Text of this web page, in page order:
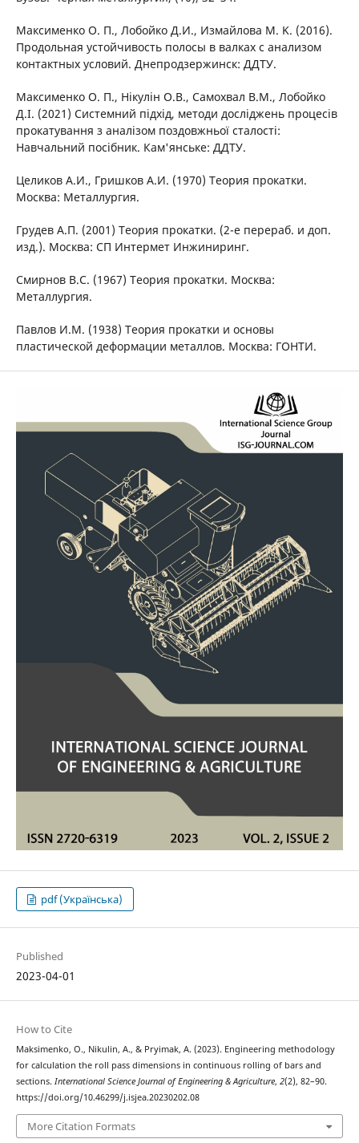
Максименко О. П., Лобойко Д.И., Измайлова M. K. (2016).
Продольная устойчивость полосы в валках с анализом
контактных условий. Днепродзержинск: ДДТУ.
Максименко О. П., Нікулін О.В., Самохвал В.M., Лобойко
Д.І. (2021) Системний підхід, методи досліджень процесів
прокатування з аналізом поздовжньої сталості:
Навчальний посібник. Кам'янське: ДДТУ.
Целиков A.И., Гришков A.И. (1970) Теория прокатки.
Москва: Металлургия.
Грудев А.П. (2001) Теория прокатки. (2-е перераб. и доп.
изд.). Москва: СП Интермет Инжиниринг.
Смирнов В.С. (1967) Теория прокатки. Москва:
Металлургия.
Павлов И.М. (1938) Теория прокатки и основы
пластической деформации металлов. Москва: ГОНТИ.
pdf (Українська)
Published
2023-04-01
How to Cite
Maksimenko, O., Nikulin, A., & Pryimak, A. (2023). Engineering methodology
for calculation the roll pass dimensions in continuous rolling of bars and
sections. International Science Journal of Engineering & Agriculture, 2(2), 82–90.
https://doi.org/10.46299/j.isjea.20230202.08
More Citation Formats